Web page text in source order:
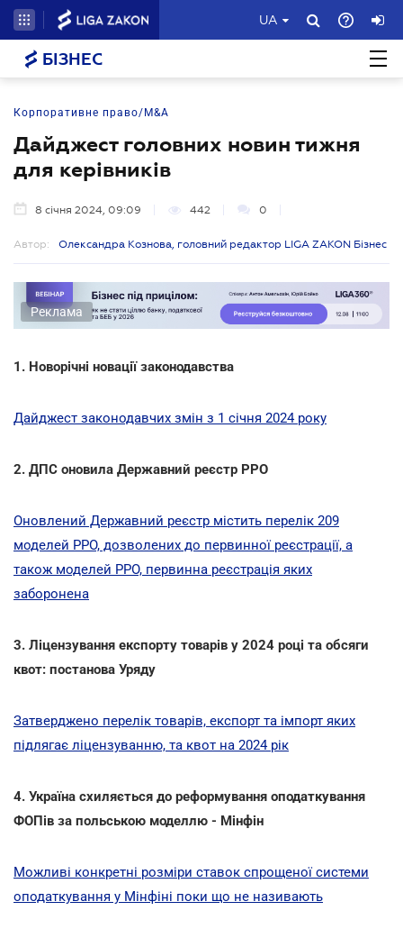
UA
БІЗНЕС
Корпоративне право/M&A
Дайджест головних новин тижня
для керівників
8 січня 2024, 09:09 442 0
Автор: Олександра Кознова, головний редактор LIGA ZAKON Бізнес
Реклама
1. Новорічні новації законодавства
Дайджест законодавчих змін з 1 січня 2024 року
2. ДПС оновила Державний реєстр РРО
Оновлений Державний реєстр містить перелік 209
моделей РРО, дозволених до первинної реєстрації, а
також моделей РРО, первинна реєстрація яких
заборонена
3. Ліцензування експорту товарів у 2024 році та обсяги
квот: постанова Уряду
Затверджено перелік товарів, експорт та імпорт яких
підлягає ліцензуванню, та квот на 2024 рік
4. Україна схиляється до реформування оподаткування
ФОПів за польською моделлю - Мінфін
Можливі конкретні розміри ставок спрощеної системи
оподаткування у Мінфіні поки що не називають